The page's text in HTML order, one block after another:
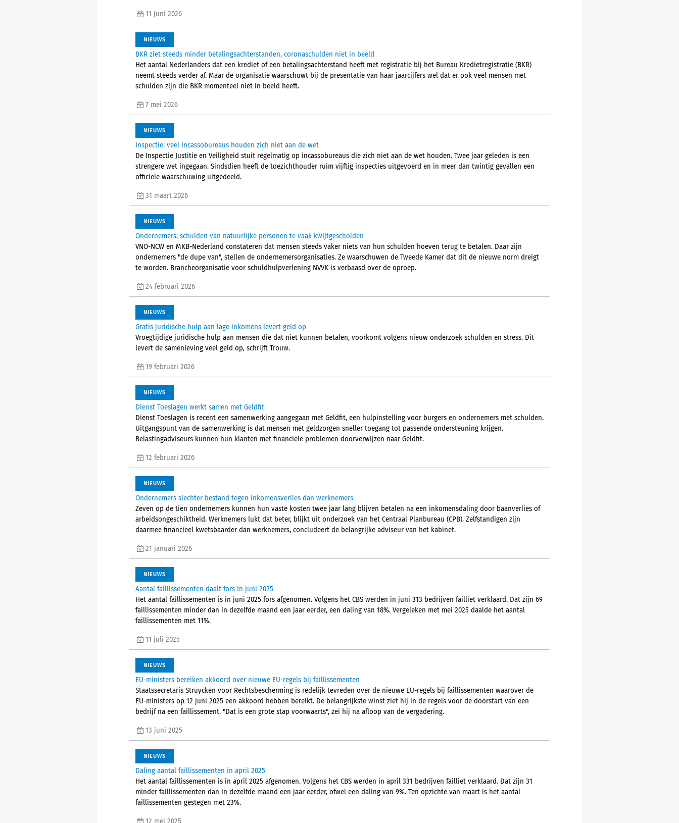
11 juni 2026
NIEUWS
BKR ziet steeds minder betalingsachterstanden, coronaschulden niet in beeld
Het aantal Nederlanders dat een krediet of een betalingsachterstand heeft met registratie bij het Bureau Kredietregistratie (BKR)
neemt steeds verder af. Maar de organisatie waarschuwt bij de presentatie van haar jaarcijfers wel dat er ook veel mensen met
schulden zijn die BKR momenteel niet in beeld heeft.
7 mei 2026
NIEUWS
Inspectie: veel incassobureaus houden zich niet aan de wet
De Inspectie Justitie en Veiligheid stuit regelmatig op incassobureaus die zich niet aan de wet houden. Twee jaar geleden is een
strengere wet ingegaan. Sindsdien heeft de toezichthouder ruim vijftig inspecties uitgevoerd en in meer dan twintig gevallen een
officiële waarschuwing uitgedeeld.
31 maart 2026
NIEUWS
Ondernemers: schulden van natuurlijke personen te vaak kwijtgescholden
VNO-NCW en MKB-Nederland constateren dat mensen steeds vaker niets van hun schulden hoeven terug te betalen. Daar zijn
ondernemers "de dupe van", stellen de ondernemersorganisaties. Ze waarschuwen de Tweede Kamer dat dit de nieuwe norm dreigt
te worden. Brancheorganisatie voor schuldhulpverlening NVVK is verbaasd over de oproep.
24 februari 2026
NIEUWS
Gratis juridische hulp aan lage inkomens levert geld op
Vroegtijdige juridische hulp aan mensen die dat niet kunnen betalen, voorkomt volgens nieuw onderzoek schulden en stress. Dit
levert de samenleving veel geld op, schrijft Trouw.
19 februari 2026
NIEUWS
Dienst Toeslagen werkt samen met Geldfit
Dienst Toeslagen is recent een samenwerking aangegaan met Geldfit, een hulpinstelling voor burgers en ondernemers met schulden.
Uitgangspunt van de samenwerking is dat mensen met geldzorgen sneller toegang tot passende ondersteuning krijgen.
Belastingadviseurs kunnen hun klanten met financiële problemen doorverwijzen naar Geldfit.
12 februari 2026
NIEUWS
Ondernemers slechter bestand tegen inkomensverlies dan werknemers
Zeven op de tien ondernemers kunnen hun vaste kosten twee jaar lang blijven betalen na een inkomensdaling door baanverlies of
arbeidsongeschiktheid. Werknemers lukt dat beter, blijkt uit onderzoek van het Centraal Planbureau (CPB). Zelfstandigen zijn
daarmee financieel kwetsbaarder dan werknemers, concludeert de belangrijke adviseur van het kabinet.
21 januari 2026
NIEUWS
Aantal faillissementen daalt fors in juni 2025
Het aantal faillissementen is in juni 2025 fors afgenomen. Volgens het CBS werden in juni 313 bedrijven failliet verklaard. Dat zijn 69
faillissementen minder dan in dezelfde maand een jaar eerder, een daling van 18%. Vergeleken met mei 2025 daalde het aantal
faillissementen met 11%.
11 juli 2025
NIEUWS
EU-ministers bereiken akkoord over nieuwe EU-regels bij faillissementen
Staatssecretaris Struycken voor Rechtsbescherming is redelijk tevreden over de nieuwe EU-regels bij faillissementen waarover de
EU-ministers op 12 juni 2025 een akkoord hebben bereikt. De belangrijkste winst ziet hij in de regels voor de doorstart van een
bedrijf na een faillissement. "Dat is een grote stap voorwaarts", zei hij na afloop van de vergadering.
13 juni 2025
NIEUWS
Daling aantal faillissementen in april 2025
Het aantal faillissementen is in april 2025 afgenomen. Volgens het CBS werden in april 331 bedrijven failliet verklaard. Dat zijn 31
minder faillissementen dan in dezelfde maand een jaar eerder, ofwel een daling van 9%. Ten opzichte van maart is het aantal
faillissementen gestegen met 23%.